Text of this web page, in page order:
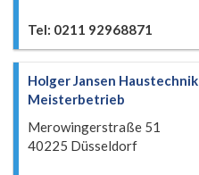
Tel: 0211 92968871
Holger Jansen Haustechnik
Meisterbetrieb
Merowingerstraße 51
40225 Düsseldorf